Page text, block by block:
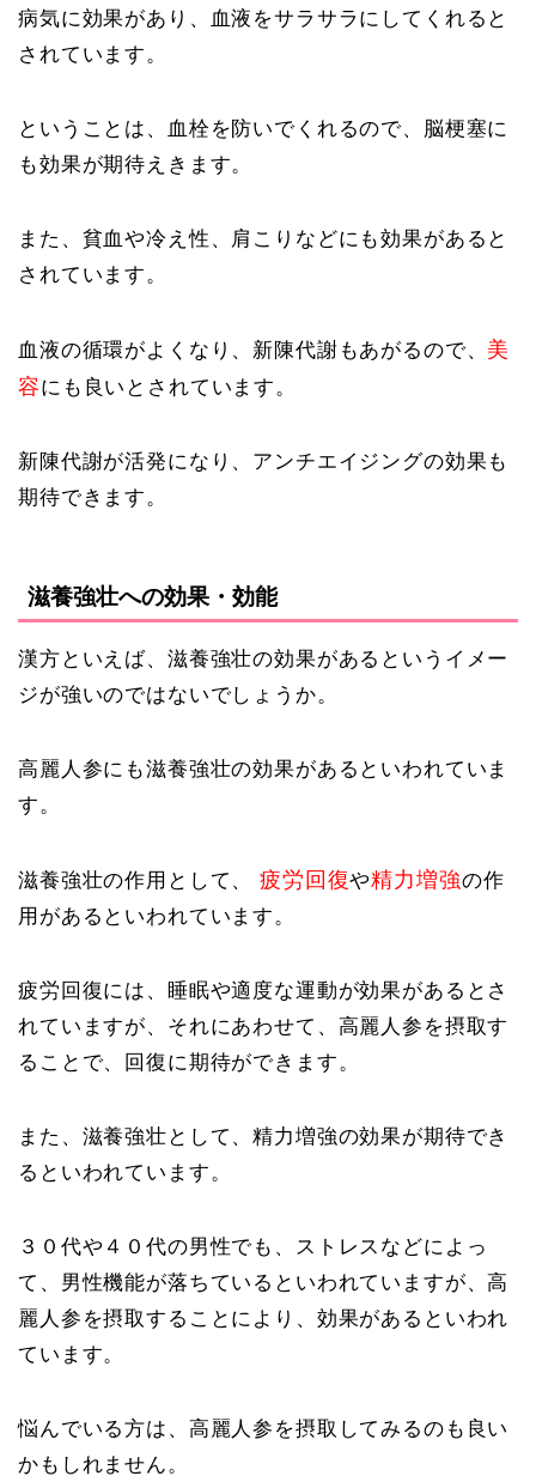
病気に効果があり、血液をサラサラにしてくれると
されています。
ということは、血栓を防いでくれるので、脳梗塞に
も効果が期待えきます。
また、貧血や冷え性、肩こりなどにも効果があると
されています。
血液の循環がよくなり、新陳代謝もあがるので、 美
容にも良いとされています。
新陳代謝が活発になり、アンチエイジングの効果も
期待できます。
滋養強壮への効果・効能
漢方といえば、滋養強壮の効果があるというイメー
ジが強いのではないでしょうか。
高麗人参にも滋養強壮の効果があるといわれていま
す。
滋養強壮の作用として、 疲労回復や精力増強の作
用があるといわれています。
疲労回復には、睡眠や適度な運動が効果があるとさ
れていますが、それにあわせて、高麗人参を摂取す
ることで、回復に期待ができます。
また、滋養強壮として、精力増強の効果が期待でき
るといわれています。
３０代や４０代の男性でも、ストレスなどによっ
て、男性機能が落ちているといわれていますが、高
麗人参を摂取することにより、効果があるといわれ
ています。
悩んでいる方は、高麗人参を摂取してみるのも良い
かもしれません。